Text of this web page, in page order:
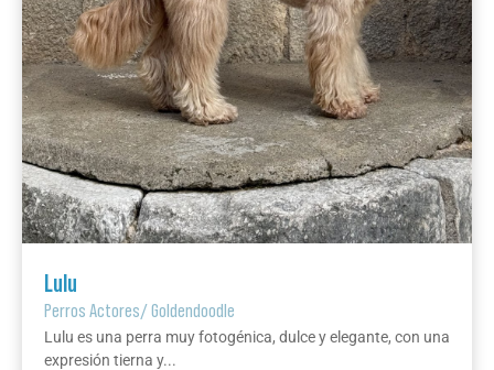
Lulu
Perros Actores/Goldendoodle
Lulu es una perra muy fotogénica, dulce y elegante, con una
expresión tierna y...